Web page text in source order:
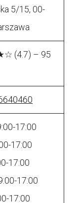
5/15, 00-
(4.7) – 95
17:00
17:00
17:00
17:00
17:00